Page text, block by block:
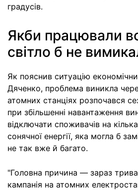
градусів.
Якби працювали
світло б не
Як пояснив ситуацію
Дяченко, проблема виникла
атомних станціях розпочався
при збільшенні навантаження
відключати споживачів на
сонячної енергії, яка могла б
не так вже й багато.
"Головна причина — зараз
кампанія на атомних